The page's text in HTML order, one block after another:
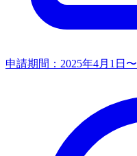
申請期間： 2025年4月1日〜